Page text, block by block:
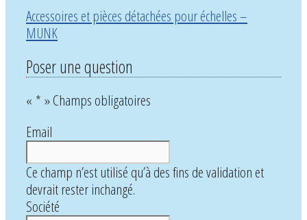
Accessoires et pièces détachées pour échelles –
MUNK
Poser une question
« * » Champs obligatoires
Email
Ce champ n’est utilisé qu’à des fins de validation et
devrait rester inchangé.
Société